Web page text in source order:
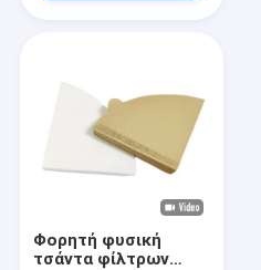
Φορητή φυσική
τσάντα φίλτρων